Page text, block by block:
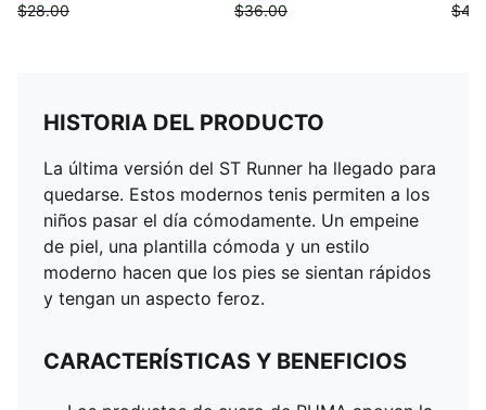
$28.00
$36.00
HISTORIA DEL PRODUCTO
La última versión del ST Runner ha llegado para
quedarse. Estos modernos tenis permiten a los
niños pasar el día cómodamente. Un empeine
de piel, una plantilla cómoda y un estilo
moderno hacen que los pies se sientan rápidos
y tengan un aspecto feroz.
CARACTERÍSTICAS Y BENEFICIOS